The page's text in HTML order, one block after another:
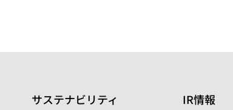
サステナビリティ IR情報